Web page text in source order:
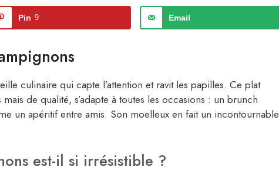
Pin 9 Email
culinaire qui capte l’attention et ravit les papilles. Ce plat
de qualité, s’adapte à toutes les occasions : un brunch
un apéritif entre amis. Son moelleux en fait un incontournable
est-il si irrésistible ?